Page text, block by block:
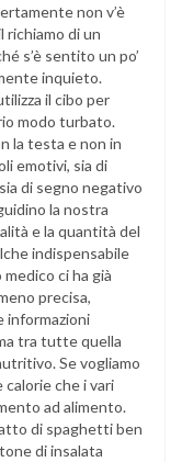
non v’è
richiamo di un
s’è sentito un po’
inquieto.
il cibo per
modo turbato.
la testa e non in
emotivi, sia di
di segno negativo
la nostra
e la quantità del
indispensabile
ci ha già
precisa,
informazioni
tra tutte quella
Se vogliamo
che i vari
ad alimento.
di spaghetti ben
di insalata